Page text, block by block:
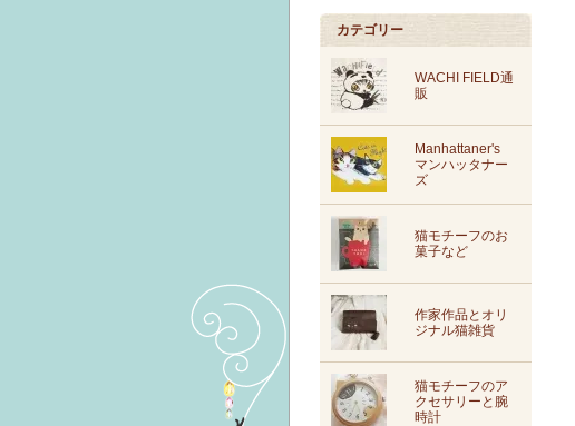
カテゴリー
WACHI FIELD通
販
Manhattaner's
マンハッタナー
ズ
猫モチーフのお
菓子など
作家作品とオリ
ジナル猫雑貨
猫モチーフのア
クセサリーと腕
時計